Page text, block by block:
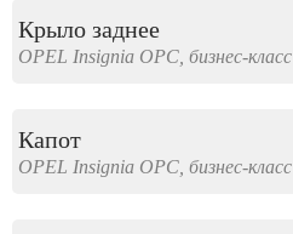
Крыло заднее
OPEL Insignia OPC, бизнес-класс
Капот
OPEL Insignia OPC, бизнес-класс